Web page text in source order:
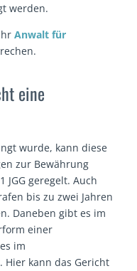
werden.
Anwalt für
eine
wurde, kann diese
zur Bewährung
JGG geregelt. Auch
bis zu zwei Jahren
Daneben gibt es im
einer
im
Hier kann das Gericht